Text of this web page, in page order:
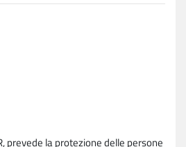
prevede la protezione delle persone